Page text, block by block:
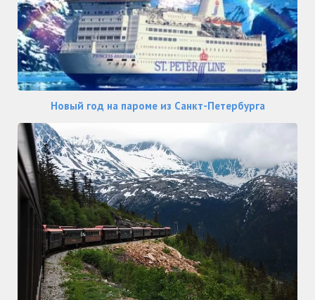
Новый год на пароме из Санкт-Петербурга